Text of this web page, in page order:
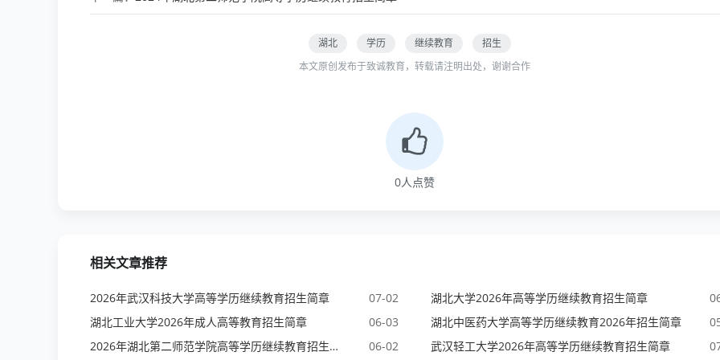
湖北 学历 继续教育
招生
本文原创发布于致诚教育，转载请注明出处，谢谢合作
0人点赞
相关文章推荐
07-02
2026年武汉科技大学高等学历继续教育招生简章
湖北大学2026年高等学历继续教育招生简章
06-03
湖北工业大学2026年成人高等教育招生简章
湖北中医药大学高等学历继续教育2026年招生简章
06-02
2026年湖北第二师范学院高等学历继续教育招生简章 武汉轻工大学2026年高等学历继续教育招生简章